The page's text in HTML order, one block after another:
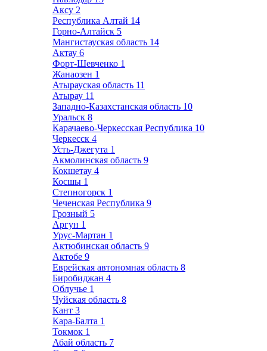
Аксу 2
Республика Алтай 14
Горно-Алтайск 5
Мангистауская область 14
Актау 6
Форт-Шевченко 1
Жанаозен 1
Атырауская область 11
Атырау 11
Западно-Казахстанская область 10
Уральск 8
Карачаево-Черкесская Республика 10
Черкесск 4
Усть-Джегута 1
Акмолинская область 9
Кокшетау 4
Косшы 1
Степногорск 1
Чеченская Республика 9
Грозный 5
Аргун 1
Урус-Мартан 1
Актюбинская область 9
Актобе 9
Еврейская автономная область 8
Биробиджан 4
Облучье 1
Чуйская область 8
Кант 3
Кара-Балта 1
Токмок 1
Абай область 7